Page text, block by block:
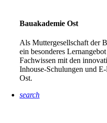
Bauakademie Ost
Als Muttergesellschaft der
ein besonderes
Fachwissen mit den
Inhouse-Schulungen und
Ost.
search